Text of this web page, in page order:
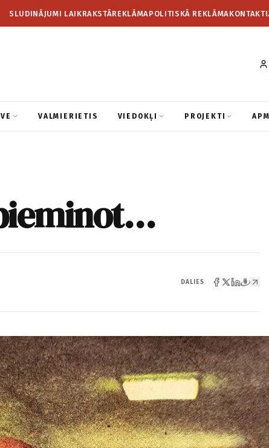
SLUDINĀJUMI LAIKRAKSTĀREKLĀMAPOLITISKĀ REKLĀMAKONTAKTI
VALMIERIETIS VIEDOKĻI PROJEKTI
DALIES